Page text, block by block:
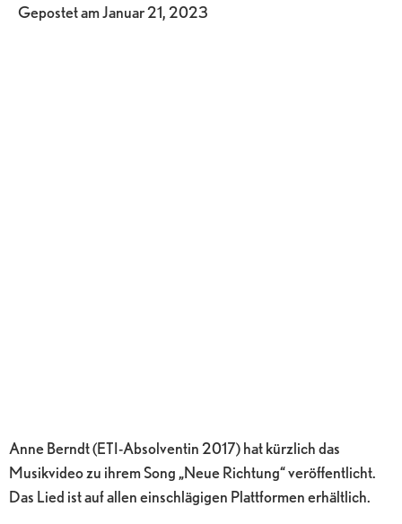
Gepostet amJanuar 21, 2023
Anne Berndt (ETI-Absolventin 2017) hat kürzlich das
Musikvideo zu ihrem Song „Neue Richtung“ veröffentlicht.
Das Lied ist auf allen einschlägigen Plattformen erhältlich.